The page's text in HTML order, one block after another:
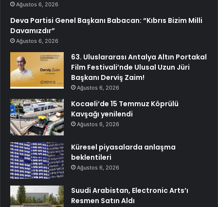
Ağustos 6, 2026
Deva Partisi Genel Başkanı Babacan: “Kıbrıs Bizim Milli
Davamızdır”
Ağustos 6, 2026
63. Uluslararası Antalya Altın Portakal
Film Festivali’nde Ulusal Uzun Jüri
Başkanı Derviş Zaim!
Ağustos 6, 2026
Kocaeli’de 15 Temmuz Köprülü
Kavşağı yenilendi
Ağustos 6, 2026
Küresel piyasalarda anlaşma
beklentileri
Ağustos 6, 2026
Suudi Arabistan, Electronic Arts’ı
Resmen Satın Aldı